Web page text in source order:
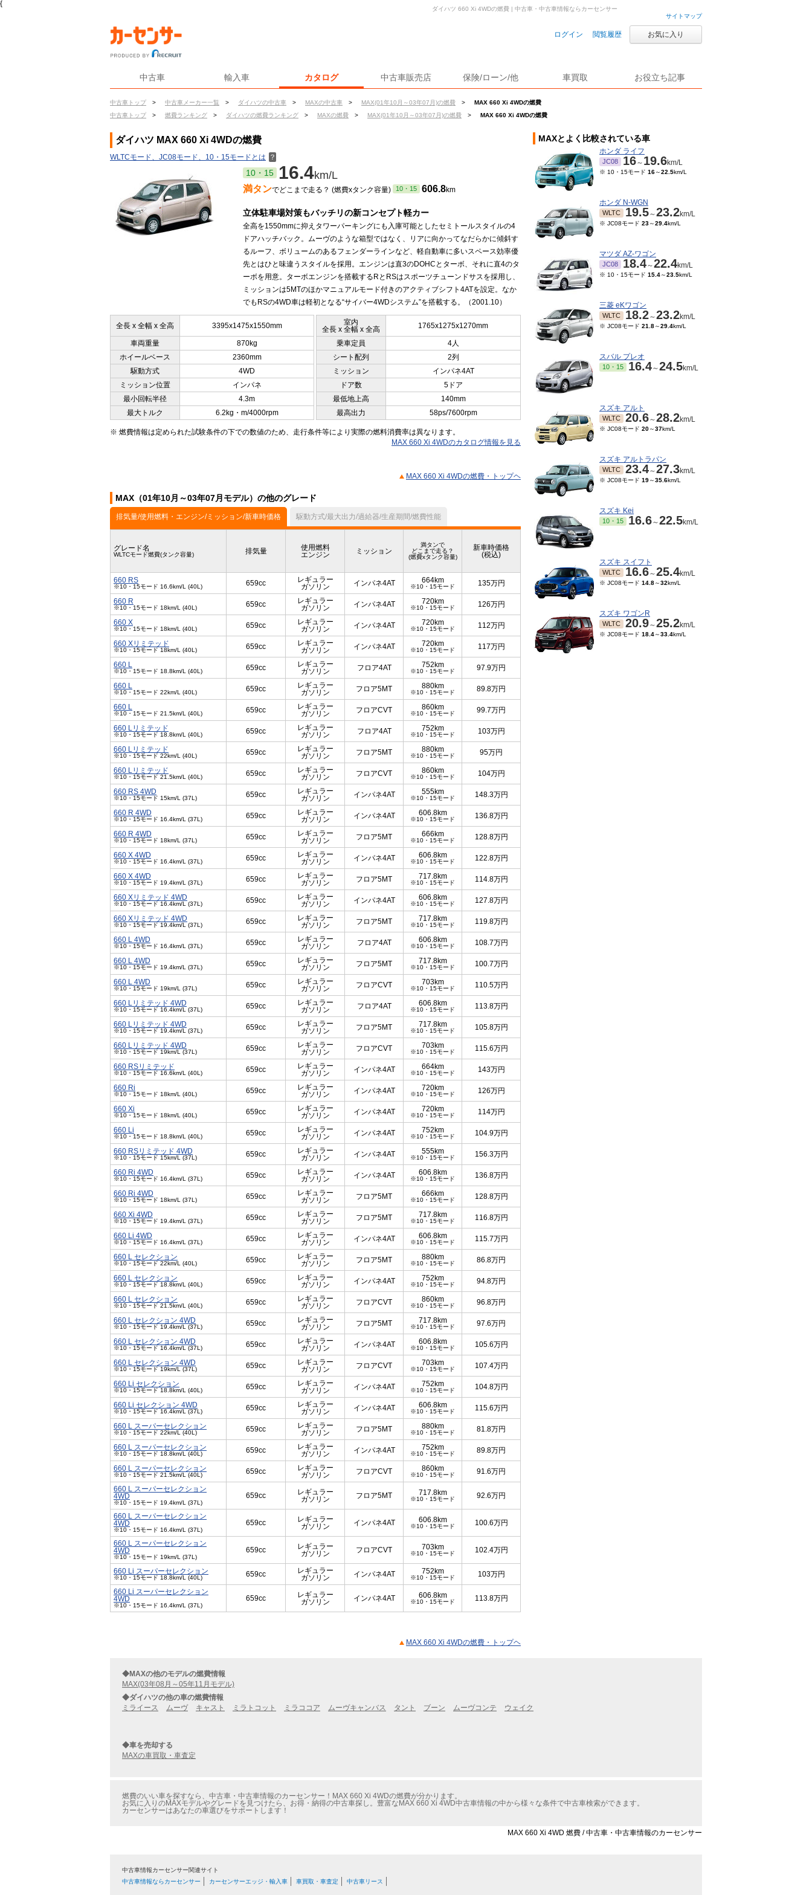
{
サイトマップ
ログイン 閲覧履歴 お気に入り
中古車 輸入車 カタログ 中古車販売店 保険/ローン/他 車買取 お役立ち記事
中古車トップ > 中古車メーカー一覧 > ダイハツの中古車 > MAXの中古車 > MAX(01年10月～03年07月)の燃費 >
MAX 660 Xi 4WDの燃費
中古車トップ
> 燃費ランキング > ダイハツの燃費ランキング > MAXの燃費 > MAX(01年10月～03年07月)の燃費 > MAX 660 Xi 4WDの燃費
ダイハツ 660 Xi 4WDの燃費 | 中古車・中古車情報ならカーセンサー
ダイハツ MAX 660 Xi 4WDの燃費
WLTCモード、JC08モード、10・15モードとは ？
10・15 16.4km/L
満タンでどこまで走る？ (燃費xタンク容量) 10・15 606.8km
立体駐車場対策もバッチリの新コンセプト軽カー
全高を1550mmに抑えタワーパーキングにも入庫可能としたセミトールスタイルの4
ドアハッチバック。ムーヴのような箱型ではなく、リアに向かってなだらかに傾斜す
るルーフ、ボリュームのあるフェンダーラインなど、軽自動車に多いスペース効率優
先とはひと味違うスタイルを採用。エンジンは直3のDOHCとターボ、それに直4のタ
ーボを用意。ターボエンジンを搭載するRとRSはスポーツチューンドサスを採用し、
ミッションは5MTのほかマニュアルモード付きのアクティブシフト4ATを設定。なか
でもRSの4WD車は軽初となる“サイバー4WDシステム”を搭載する。（2001.10）
全長 x 全幅 x 全高 3395x1475x1550mm
室内
全長 x 全幅 x 全高
1765x1275x1270mm
車両重量 870kg 乗車定員
4人
ホイールベース
2360mm シート配列
2列
駆動方式
4WD ミッション
インパネ4AT
ミッション位置
インパネ ドア数
5ドア
最小回転半径
4.3m 最低地上高
140mm
最大トルク
6.2kg・m/4000rpm 最高出力 58ps/7600rpm
※ 燃費情報は定められた試験条件の下での数値のため、走行条件等により実際の燃料消費率は異なります。
MAX 660 Xi 4WDのカタログ情報を見る
MAX 660 Xi 4WDの燃費・トップヘ
MAX（01年10月～03年07月モデル）の他のグレード
排気量/使用燃料・エンジン/ミッション/新車時価格 駆動方式/最大出力/過給器/生産期間/燃費性能
グレード名
WLTCモード燃費(タンク容量) 排気量
使用燃料
エンジン
ミッション
満タンで
どこまで走る？
(燃費xタンク容量)
新車時価格
(税込)
660 RS
※10・15モード 16.6km/L (40L) 659cc
レギュラー
ガソリン
インパネ4AT 664km
※10・15モード 135万円
660 R
※10・15モード 18km/L (40L) 659cc
レギュラー
ガソリン
インパネ4AT 720km
※10・15モード 126万円
660 X
※10・15モード 18km/L (40L) 659cc
レギュラー
ガソリン
インパネ4AT 720km
※10・15モード 112万円
660 Xリミテッド
※10・15モード 18km/L (40L) 659cc
レギュラー
ガソリン
インパネ4AT 720km
※10・15モード 117万円
660 L
※10・15モード 18.8km/L (40L) 659cc
レギュラー
ガソリン
フロア4AT 752km
※10・15モード 97.9万円
660 L
※10・15モード 22km/L (40L) 659cc
レギュラー
ガソリン
フロア5MT 880km
※10・15モード 89.8万円
660 L
※10・15モード 21.5km/L (40L) 659cc
レギュラー
ガソリン
フロアCVT 860km
※10・15モード 99.7万円
660 Lリミテッド
※10・15モード 18.8km/L (40L) 659cc
レギュラー
ガソリン
フロア4AT 752km
※10・15モード 103万円
660 Lリミテッド
※10・15モード 22km/L (40L) 659cc
レギュラー
ガソリン
フロア5MT 880km
※10・15モード 95万円
660 Lリミテッド
※10・15モード 21.5km/L (40L) 659cc
レギュラー
ガソリン
フロアCVT 860km
※10・15モード 104万円
660 RS 4WD
※10・15モード 15km/L (37L) 659cc
レギュラー
ガソリン
インパネ4AT 555km
※10・15モード 148.3万円
660 R 4WD
※10・15モード 16.4km/L (37L) 659cc
レギュラー
ガソリン
インパネ4AT 606.8km
※10・15モード 136.8万円
660 R 4WD
※10・15モード 18km/L (37L) 659cc
レギュラー
ガソリン
フロア5MT 666km
※10・15モード 128.8万円
660 X 4WD
※10・15モード 16.4km/L (37L) 659cc
レギュラー
ガソリン
インパネ4AT 606.8km
※10・15モード 122.8万円
660 X 4WD
※10・15モード 19.4km/L (37L) 659cc
レギュラー
ガソリン
フロア5MT 717.8km
※10・15モード 114.8万円
660 Xリミテッド 4WD
※10・15モード 16.4km/L (37L) 659cc
レギュラー
ガソリン
インパネ4AT 606.8km
※10・15モード 127.8万円
660 Xリミテッド 4WD
※10・15モード 19.4km/L (37L) 659cc
レギュラー
ガソリン
フロア5MT 717.8km
※10・15モード 119.8万円
660 L 4WD
※10・15モード 16.4km/L (37L) 659cc
レギュラー
ガソリン
フロア4AT 606.8km
※10・15モード 108.7万円
660 L 4WD
※10・15モード 19.4km/L (37L) 659cc
レギュラー
ガソリン
フロア5MT 717.8km
※10・15モード 100.7万円
660 L 4WD
※10・15モード 19km/L (37L) 659cc
レギュラー
ガソリン
フロアCVT 703km
※10・15モード 110.5万円
660 Lリミテッド 4WD
※10・15モード 16.4km/L (37L) 659cc
レギュラー
ガソリン
フロア4AT 606.8km
※10・15モード 113.8万円
660 Lリミテッド 4WD
※10・15モード 19.4km/L (37L) 659cc
レギュラー
ガソリン
フロア5MT 717.8km
※10・15モード 105.8万円
660 Lリミテッド 4WD
※10・15モード 19km/L (37L) 659cc
レギュラー
ガソリン
フロアCVT 703km
※10・15モード 115.6万円
660 RSリミテッド
※10・15モード 16.6km/L (40L) 659cc
レギュラー
ガソリン
インパネ4AT 664km
※10・15モード 143万円
660 Ri
※10・15モード 18km/L (40L) 659cc
レギュラー
ガソリン
インパネ4AT 720km
※10・15モード 126万円
660 Xi
※10・15モード 18km/L (40L) 659cc
レギュラー
ガソリン
インパネ4AT 720km
※10・15モード 114万円
660 Li
※10・15モード 18.8km/L (40L) 659cc
レギュラー
ガソリン
インパネ4AT 752km
※10・15モード 104.9万円
660 RSリミテッド 4WD
※10・15モード 15km/L (37L) 659cc
レギュラー
ガソリン
インパネ4AT 555km
※10・15モード 156.3万円
660 Ri 4WD
※10・15モード 16.4km/L (37L) 659cc
レギュラー
ガソリン
インパネ4AT 606.8km
※10・15モード 136.8万円
660 Ri 4WD
※10・15モード 18km/L (37L) 659cc
レギュラー
ガソリン
フロア5MT 666km
※10・15モード 128.8万円
660 Xi 4WD
※10・15モード 19.4km/L (37L) 659cc
レギュラー
ガソリン
フロア5MT 717.8km
※10・15モード 116.8万円
660 Li 4WD
※10・15モード 16.4km/L (37L) 659cc
レギュラー
ガソリン
インパネ4AT 606.8km
※10・15モード 115.7万円
660 L セレクション
※10・15モード 22km/L (40L) 659cc
レギュラー
ガソリン
フロア5MT 880km
※10・15モード 86.8万円
660 L セレクション
※10・15モード 18.8km/L (40L) 659cc
レギュラー
ガソリン
インパネ4AT 752km
※10・15モード 94.8万円
660 L セレクション
※10・15モード 21.5km/L (40L) 659cc
レギュラー
ガソリン
フロアCVT 860km
※10・15モード 96.8万円
660 L セレクション 4WD
※10・15モード 19.4km/L (37L) 659cc
レギュラー
ガソリン
フロア5MT 717.8km
※10・15モード 97.6万円
660 L セレクション 4WD
※10・15モード 16.4km/L (37L) 659cc
レギュラー
ガソリン
インパネ4AT 606.8km
※10・15モード 105.6万円
660 L セレクション 4WD
※10・15モード 19km/L (37L) 659cc
レギュラー
ガソリン
フロアCVT 703km
※10・15モード 107.4万円
660 Li セレクション
※10・15モード 18.8km/L (40L) 659cc
レギュラー
ガソリン
インパネ4AT 752km
※10・15モード 104.8万円
660 Li セレクション 4WD
※10・15モード 16.4km/L (37L) 659cc
レギュラー
ガソリン
インパネ4AT 606.8km
※10・15モード 115.6万円
660 L スーパーセレクション
※10・15モード 22km/L (40L) 659cc
レギュラー
ガソリン
フロア5MT 880km
※10・15モード 81.8万円
660 L スーパーセレクション
※10・15モード 18.8km/L (40L) 659cc
レギュラー
ガソリン
インパネ4AT 752km
※10・15モード 89.8万円
660 L スーパーセレクション
※10・15モード 21.5km/L (40L) 659cc
レギュラー
ガソリン
フロアCVT 860km
※10・15モード 91.6万円
660 L スーパーセレクション
4WD
※10・15モード 19.4km/L (37L)
659cc
レギュラー
ガソリン
フロア5MT 717.8km
※10・15モード 92.6万円
660 L スーパーセレクション
4WD
※10・15モード 16.4km/L (37L)
659cc
レギュラー
ガソリン
インパネ4AT 606.8km
※10・15モード 100.6万円
660 L スーパーセレクション
4WD
※10・15モード 19km/L (37L)
659cc
レギュラー
ガソリン
フロアCVT 703km
※10・15モード 102.4万円
660 Li スーパーセレクション
※10・15モード 18.8km/L (40L) 659cc
レギュラー
ガソリン
インパネ4AT 752km
※10・15モード 103万円
660 Li スーパーセレクション
4WD
※10・15モード 16.4km/L (37L)
659cc
レギュラー
ガソリン
インパネ4AT 606.8km
※10・15モード 113.8万円
MAX 660 Xi 4WDの燃費・トップヘ
MAXとよく比較されている車
ホンダ ライフ
JC08 16～ 19.6km/L
※ 10・15モード 16～22.5km/L
ホンダ N-WGN
WLTC 19.5～23.2km/L
※ JC08モード 23～29.4km/L
マツダ AZ-ワゴン
JC08 18.4～22.4km/L
※ 10・15モード 15.4～23.5km/L
三菱 eKワゴン
WLTC 18.2～23.2km/L
※ JC08モード 21.8～29.4km/L
スバル プレオ
10・15 16.4～24.5km/L
スズキ アルト
WLTC 20.6～28.2km/L
※ JC08モード 20～37km/L
スズキ アルトラパン
WLTC 23.4～27.3km/L
※ JC08モード 19～35.6km/L
スズキ Kei
10・15 16.6～22.5km/L
スズキ スイフト
WLTC 16.6～25.4km/L
※ JC08モード 14.8～32km/L
スズキ ワゴンR
WLTC 20.9～25.2km/L
※ JC08モード 18.4～33.4km/L
◆MAXの他のモデルの燃費情報
MAX(03年08月～05年11月モデル)
◆ダイハツの他の車の燃費情報
ミライース
ムーヴ キャスト ミラトコット ミラココア ムーヴキャンバス タント ブーン ムーヴコンテ ウェイク
◆車を売却する
MAXの車買取・車査定
燃費のいい車を探すなら、中古車・中古車情報のカーセンサー！MAX 660 Xi 4WDの燃費が分かります。
お気に入りのMAXモデルやグレードを見つけたら、お得・納得の中古車探し。豊富なMAX 660 Xi 4WD中古車情報の中から様々な条件で中古車検索ができます。
カーセンサーはあなたの車選びをサポートします！
MAX 660 Xi 4WD 燃費 / 中古車・中古車情報のカーセンサー
中古車情報カーセンサー関連サイト
中古車情報ならカーセンサー
カーセンサーエッジ・輸入車 車買取・車査定 中古車リース